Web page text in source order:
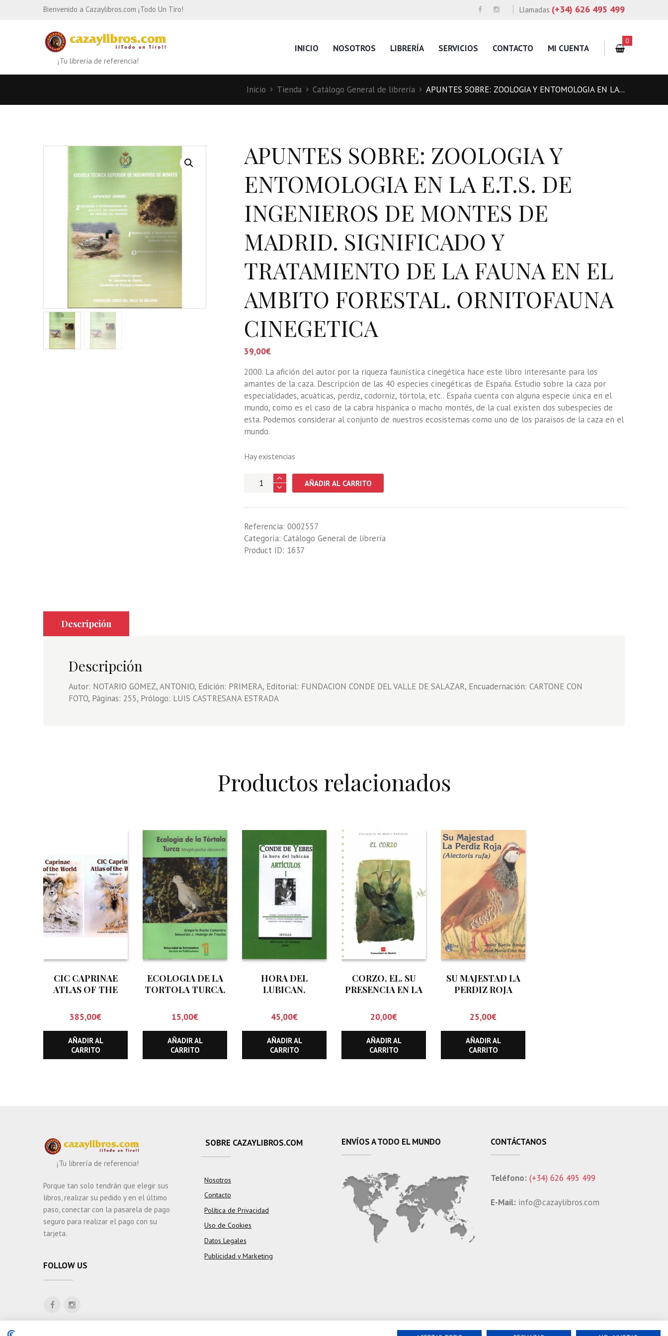
Bienvenido a Cazaylibros.com ¡Todo Un Tiro! Llamadas (+34) 626 495 499
¡Tu librería de referencia!
INICIO NOSOTROS LIBRERÍA SERVICIOS CONTACTO MI CUENTA
0
Inicio Tienda Catálogo General de librería APUNTES SOBRE: ZOOLOGIA Y ENTOMOLOGIA EN LA...
APUNTES SOBRE: ZOOLOGIA Y
ENTOMOLOGIA EN LA E.T.S. DE
INGENIEROS DE MONTES DE
MADRID. SIGNIFICADO Y
TRATAMIENTO DE LA FAUNA EN EL
AMBITO FORESTAL. ORNITOFAUNA
CINEGETICA
39,00€
2000. La afición del autor por la riqueza faunística cinegética hace este libro interesante para los
amantes de la caza. Descripción de las 40 especies cinegéticas de España. Estudio sobre la caza por
especialidades, acuáticas, perdiz, codorniz, tórtola, etc.. España cuenta con alguna especie única en el
mundo, como es el caso de la cabra hispánica o macho montés, de la cual existen dos subespecies de
esta. Podemos considerar al conjunto de nuestros ecosistemas como uno de los paraísos de la caza en el
mundo.
Hay existencias
APUNTES
ENTOMOLOGIA
EN
LA
DE
LA
CINEGETICA
cantidad
AÑADIR AL CARRITO
Referencia: 0002557
Categoría: Catálogo General de librería
Product ID: 1637
Descripción
Descripción
Autor: NOTARIO GOMEZ, ANTONIO, Edición: PRIMERA, Editorial: FUNDACION CONDE DEL VALLE DE SALAZAR, Encuadernación: CARTONE CON
FOTO, Páginas: 255, Prólogo: LUIS CASTRESANA ESTRADA
Productos relacionados
CIC CAPRINAE
ATLAS OF THE
TOMOS)
385,00€
AÑADIR AL
CARRITO
ECOLOGIA DE LA
TORTOLA TURCA.
DECAOCTO
15,00€
AÑADIR AL
CARRITO
HORA DEL
LUBICAN.
45,00€
AÑADIR AL
CARRITO
CORZO, EL. SU
PRESENCIA EN LA
MADRID
20,00€
AÑADIR AL
CARRITO
SU MAJESTAD LA
PERDIZ ROJA
25,00€
AÑADIR AL
CARRITO
¡Tu librería de referencia!
Porque tan solo tendrán que elegir sus
libros, realizar su pedido y en el último
paso, conectar con la pasarela de pago
seguro para realizar el pago con su
tarjeta.
FOLLOW US
SOBRE CAZAYLIBROS.COM
Nosotros
Contacto
Política de Privacidad
Uso de Cookies
Datos Legales
Publicidad y Marketing
ENVÍOS A TODO EL MUNDO CONTÁCTANOS
Teléfono: (+34) 626 495 499
E-Mail: info@cazaylibros.com